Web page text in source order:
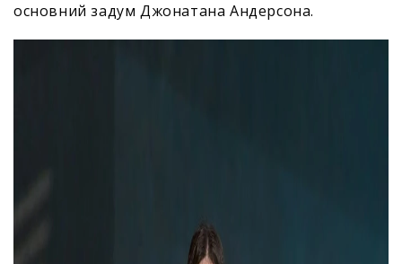
основний задум Джонатана Андерсона.